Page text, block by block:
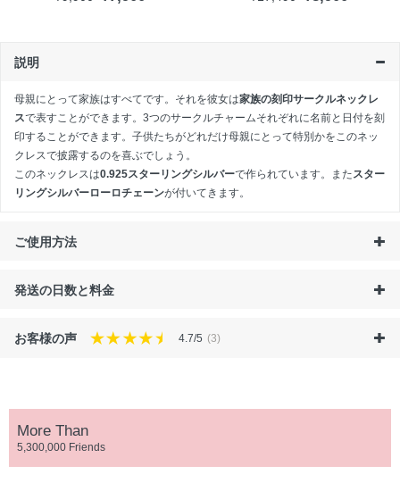
説明
母親にとって家族はすべてです。それを彼女は家族の刻印サークルネックレ
スで表すことができます。3つのサークルチャームそれぞれに名前と日付を刻
印することができます。子供たちがどれだけ母親にとって特別かをこのネッ
クレスで披露するのを喜ぶでしょう。
このネックレスは0.925スターリングシルバーで作られています。またスター
リングシルバーローロチェーンが付いてきます。
ご使用方法
発送の日数と料金
お客様の声 4.7/5 (3)
More Than
5,300,000 Friends